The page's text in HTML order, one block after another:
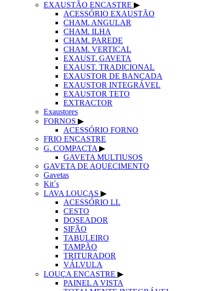
EXAUSTÃO ENCASTRE ▶
ACESSÓRIO EXAUSTÃO
CHAM. ANGULAR
CHAM. ILHA
CHAM. PAREDE
CHAM. VERTICAL
EXAUST. GAVETA
EXAUST. TRADICIONAL
EXAUSTOR DE BANCADA
EXAUSTOR INTEGRÁVEL
EXAUSTOR TETO
EXTRACTOR
Exaustores
FORNOS ▶
ACESSÓRIO FORNO
FRIO ENCASTRE
G. COMPACTA ▶
GAVETA MULTIUSOS
GAVETA DE AQUECIMENTO
Gavetas
Kit´s
LAVA LOUÇAS ▶
ACESSÓRIO LL
CESTO
DOSEADOR
SIFÃO
TABULEIRO
TAMPÃO
TRITURADOR
VÁLVULA
LOUÇA ENCASTRE ▶
PAINEL A VISTA